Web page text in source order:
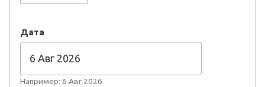
Дата
Например: 6 Авг 2026